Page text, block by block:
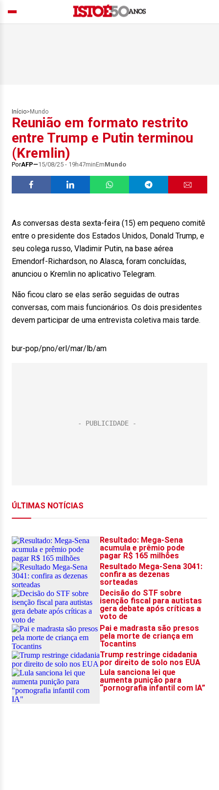
Início> Mundo
Reunião em formato restrito
entre Trump e Putin terminou
(Kremlin)
PorAFP 15/08/25 - 19h47minEmMundo
As conversas desta sexta-feira (15) em pequeno comitê
entre o presidente dos Estados Unidos, Donald Trump, e
seu colega russo, Vladimir Putin, na base aérea
Emendorf-Richardson, no Alasca, foram concluídas,
anunciou o Kremlin no aplicativo Telegram.
Não ficou claro se elas serão seguidas de outras
conversas, com mais funcionários. Os dois presidentes
devem participar de uma entrevista coletiva mais tarde.
bur-pop/pno/erl/mar/lb/am